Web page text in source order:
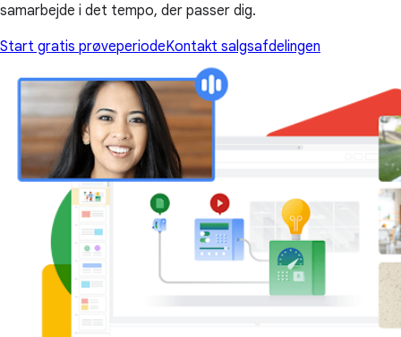
samarbejde i det tempo, der passer dig.
Start gratis prøveperiodeKontakt salgsafdelingen